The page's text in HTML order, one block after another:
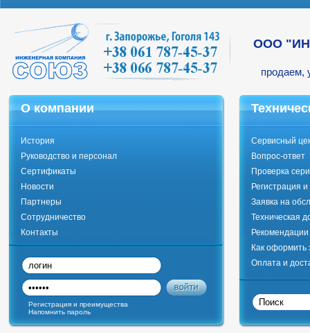
ООО
продаем,
О компании
История
Руководство и персонал
Сертификаты
Новости
Партнеры
Сотрудничество
Контакты
Сервисный
Вопрос-ответ
Проверка
Регистрация
Заявка на
Техническая
Как оформить
Оплата и
Регистрация и преимущества
Напомнить пароль